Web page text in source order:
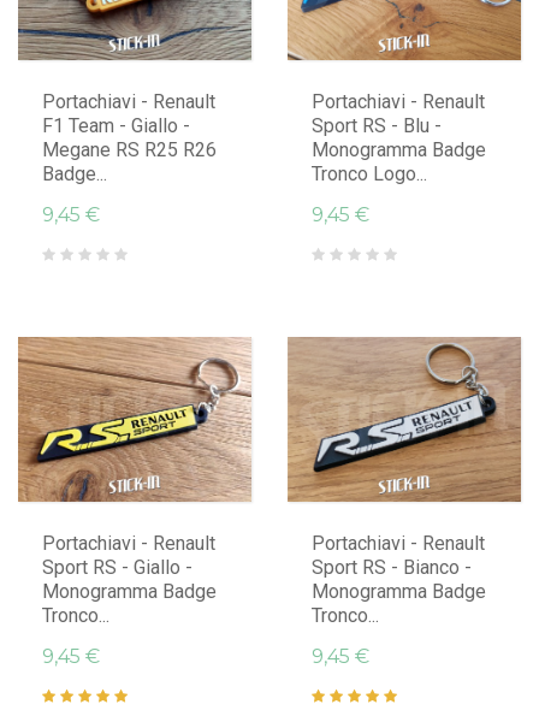
Portachiavi - Renault
F1 Team - Giallo -
Megane RS R25 R26
Badge...
9,45 €
Portachiavi - Renault
Sport RS - Blu -
Monogramma Badge
Tronco Logo...
9,45 €
Portachiavi - Renault
Sport RS - Giallo -
Monogramma Badge
Tronco...
9,45 €
Portachiavi - Renault
Sport RS - Bianco -
Monogramma Badge
Tronco...
9,45 €